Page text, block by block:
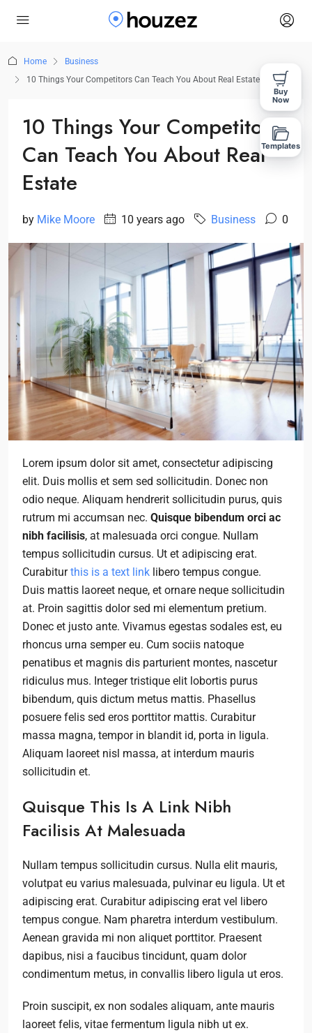
Home
Business
10 Things Your Competitors Can Teach You About Real Estate
10 Things Your Competitors
Can Teach You About Real
Estate
by Mike Moore 10 years ago Business 0
Lorem ipsum dolor sit amet, consectetur adipiscing
elit. Duis mollis et sem sed sollicitudin. Donec non
odio neque. Aliquam hendrerit sollicitudin purus, quis
rutrum mi accumsan nec. Quisque bibendum orci ac
nibh facilisis, at malesuada orci congue. Nullam
tempus sollicitudin cursus. Ut et adipiscing erat.
Curabiturthis is a text link libero tempus congue.
Duis mattis laoreet neque, et ornare neque sollicitudin
at. Proin sagittis dolor sed mi elementum pretium.
Donec et justo ante. Vivamus egestas sodales est, eu
rhoncus urna semper eu. Cum sociis natoque
penatibus et magnis dis parturient montes, nascetur
ridiculus mus. Integer tristique elit lobortis purus
bibendum, quis dictum metus mattis. Phasellus
posuere felis sed eros porttitor mattis. Curabitur
massa magna, tempor in blandit id, porta in ligula.
Aliquam laoreet nisl massa, at interdum mauris
sollicitudin et.
Quisque This Is A Link Nibh
Facilisis At Malesuada
Nullam tempus sollicitudin cursus. Nulla elit mauris,
volutpat eu varius malesuada, pulvinar eu ligula. Ut et
adipiscing erat. Curabitur adipiscing erat vel libero
tempus congue. Nam pharetra interdum vestibulum.
Aenean gravida mi non aliquet porttitor. Praesent
dapibus, nisi a faucibus tincidunt, quam dolor
condimentum metus, in convallis libero ligula ut eros.
Proin suscipit, ex non sodales aliquam, ante mauris
laoreet felis, vitae fermentum ligula nibh ut ex.
Buy
Now
Templates